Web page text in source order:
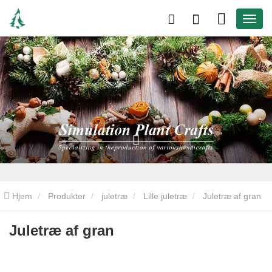
Hjem Produkter juletræ Lille juletræ Juletræ af gran
Juletræ af gran